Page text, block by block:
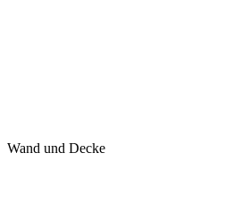
Wand und Decke